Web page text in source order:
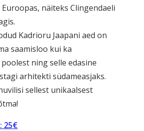
näiteks Clingendaeli
Kadrioru Jaapani aed on
saamisloo kui ka
ning selle edasine
arhitekti südameasjaks.
sellest unikaalsest
25€